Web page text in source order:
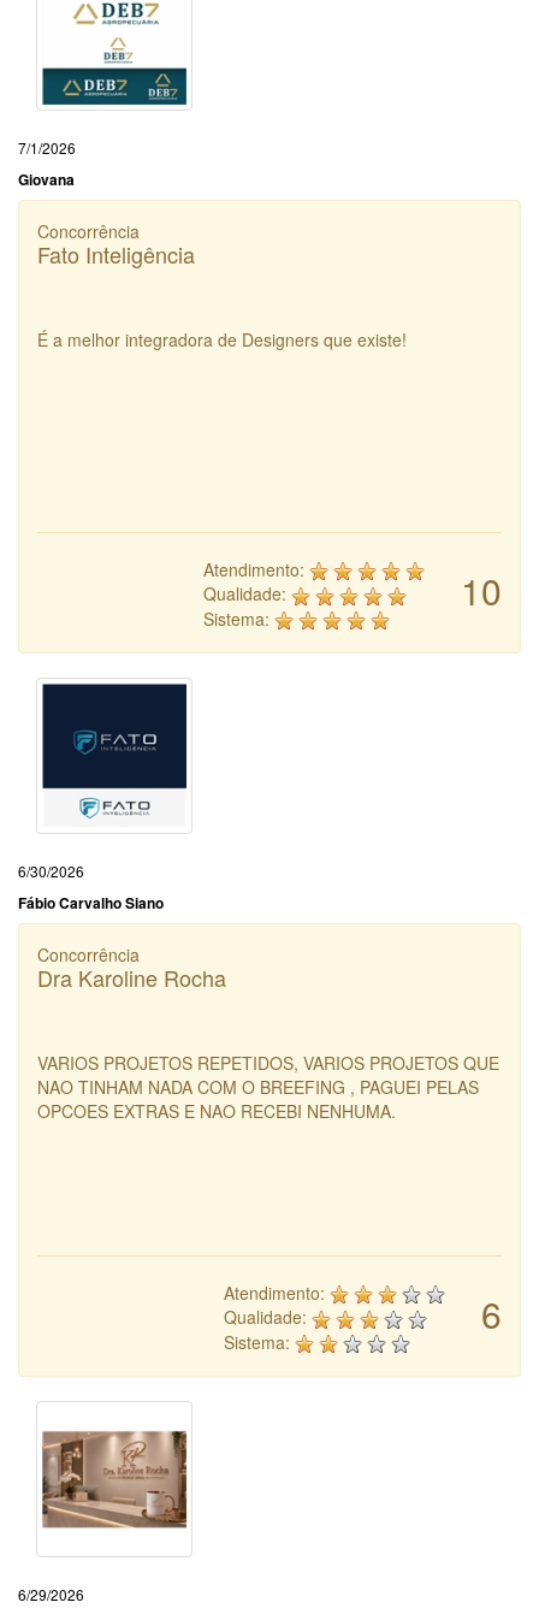
7/1/2026
Giovana
Concorrência
Fato Inteligência
É a melhor integradora de Designers que existe!
10
Atendimento:
Qualidade:
Sistema:
6/30/2026
Fábio Carvalho Siano
Concorrência
Dra Karoline Rocha
VARIOS PROJETOS REPETIDOS, VARIOS PROJETOS QUE
NAO TINHAM NADA COM O BREEFING , PAGUEI PELAS
OPCOES EXTRAS E NAO RECEBI NENHUMA.
6
Atendimento:
Qualidade:
Sistema:
6/29/2026